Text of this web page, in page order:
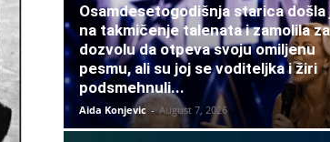
Osamdesetogodišnja starica došla
na takmičenje talenata i zamolila za
dozvolu da otpeva svoju omiljenu
pesmu, ali su joj se voditeljka i žiri
podsmehnuli...
Aida Konjevic - August 7, 2026